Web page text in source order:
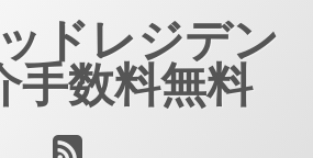
ドレジデン
手数料無料
RSS